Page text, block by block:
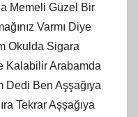
Memeli Güzel Bir
Varmı Diye
Okulda Sigara
Kalabilir Arabamda
Dedi Ben Aşşağıya
Tekrar Aşşağıya